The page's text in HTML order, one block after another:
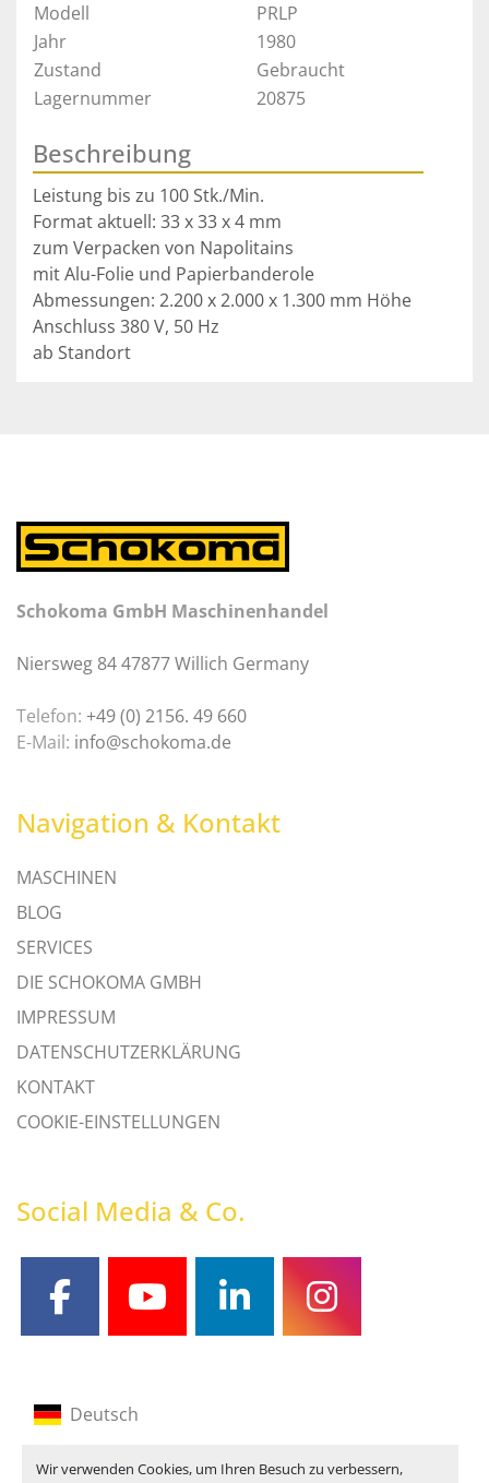
Wir verwenden Cookies, um Ihren Besuch zu verbessern,
Modell
PRLP
Jahr
1980
Zustand
Gebraucht
Lagernummer
20875
Beschreibung
Leistung bis zu 100 Stk./Min.
Format aktuell: 33 x 33 x 4 mm
zum Verpacken von Napolitains
mit Alu-Folie und Papierbanderole
Abmessungen: 2.200 x 2.000 x 1.300 mm Höhe
Anschluss 380 V, 50 Hz
ab Standort
Schokoma GmbH Maschinenhandel
Niersweg 84 47877 Willich Germany
Telefon: +49 (0) 2156. 49 660
E-Mail: info@schokoma.de
Navigation & Kontakt
MASCHINEN
BLOG
SERVICES
DIE SCHOKOMA GMBH
IMPRESSUM
DATENSCHUTZERKLÄRUNG
KONTAKT
COOKIE-EINSTELLUNGEN
Social Media & Co.
facebookyoutubelinkedininstagram
Deutsch
Englisch